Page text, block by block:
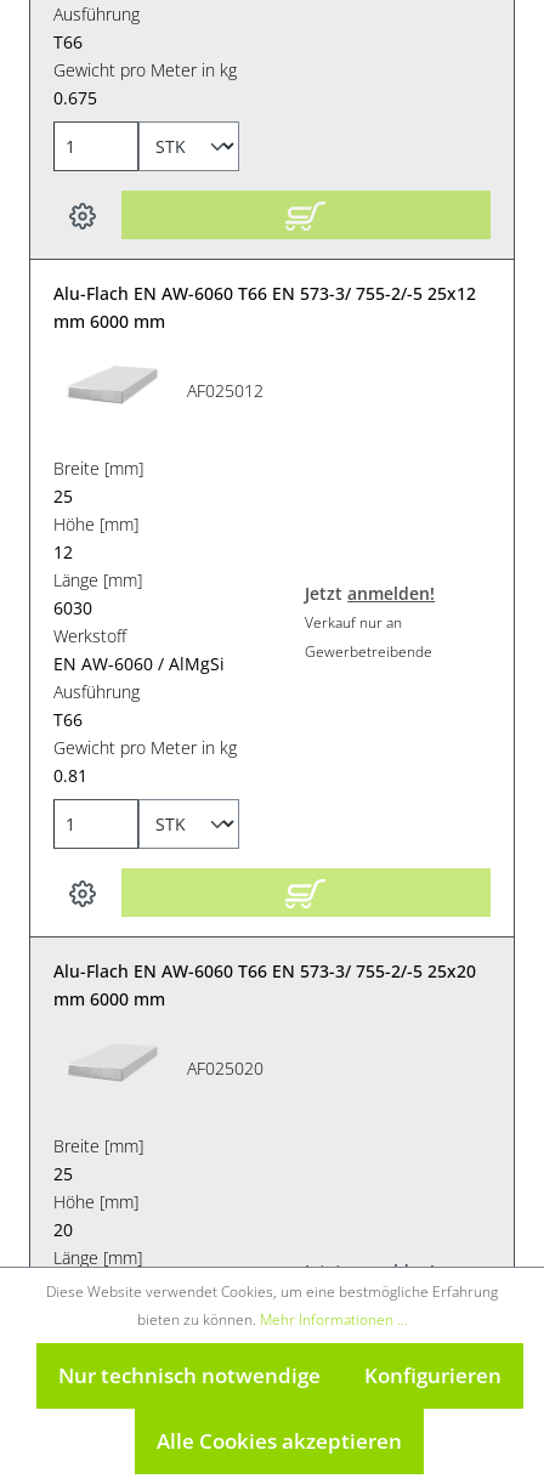
Ausführung
T66
Gewicht pro Meter in kg
0.675
Alu-Flach EN AW-6060 T66 EN 573-3/ 755-2/-5 25x12
mm 6000 mm
AF025012
Breite [mm]
25
Höhe [mm]
12
Länge [mm]
6030
Werkstoff
EN AW-6060 / AlMgSi
Ausführung
T66
Gewicht pro Meter in kg
0.81
Jetztanmelden!
Verkauf nur an
Gewerbetreibende
Alu-Flach EN AW-6060 T66 EN 573-3/ 755-2/-5 25x20
mm 6000 mm
AF025020
Breite [mm]
25
Höhe [mm]
20
Länge [mm]
6030
EN AW-6060 / AlMgSi
Ausführung
Jetztanmelden!
Verkauf nur an
Gewerbetreibende
Diese Website verwendet Cookies, um eine bestmögliche Erfahrung
bieten zu können. Mehr Informationen ...
Nur technisch notwendige Konfigurieren
Alle Cookies akzeptieren